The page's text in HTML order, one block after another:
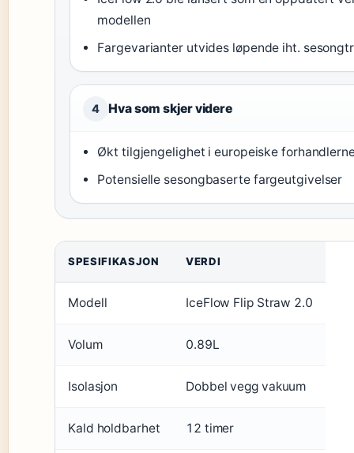
modellen
Fargevarianter utvides løpende iht.
4 Hva som skjer videre
Økt tilgjengelighet i europeiske
Potensielle sesongbaserte fargeutgivelser
SPESIFIKASJON VERDI
Modell IceFlow Flip Straw 2.0
Volum 0.89L
Isolasjon Dobbel vegg vakuum
Kald holdbarhet 12 timer